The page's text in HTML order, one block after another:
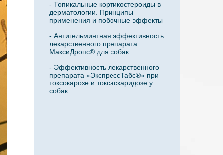
- Топикальные кортикостероиды в
дерматологии. Принципы
применения и побочные эффекты
- Антигельминтная эффективность
лекарственного препарата
МаксиДропс® для собак
- Эффективность лекарственного
препарата «ЭкспрессТабс®» при
токсокарозе и токсаскаридозе у
собак